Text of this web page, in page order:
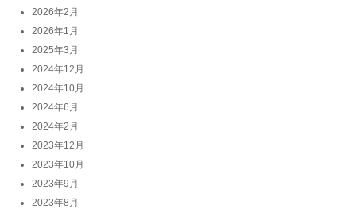
2026年2月
2026年1月
2025年3月
2024年12月
2024年10月
2024年6月
2024年2月
2023年12月
2023年10月
2023年9月
2023年8月